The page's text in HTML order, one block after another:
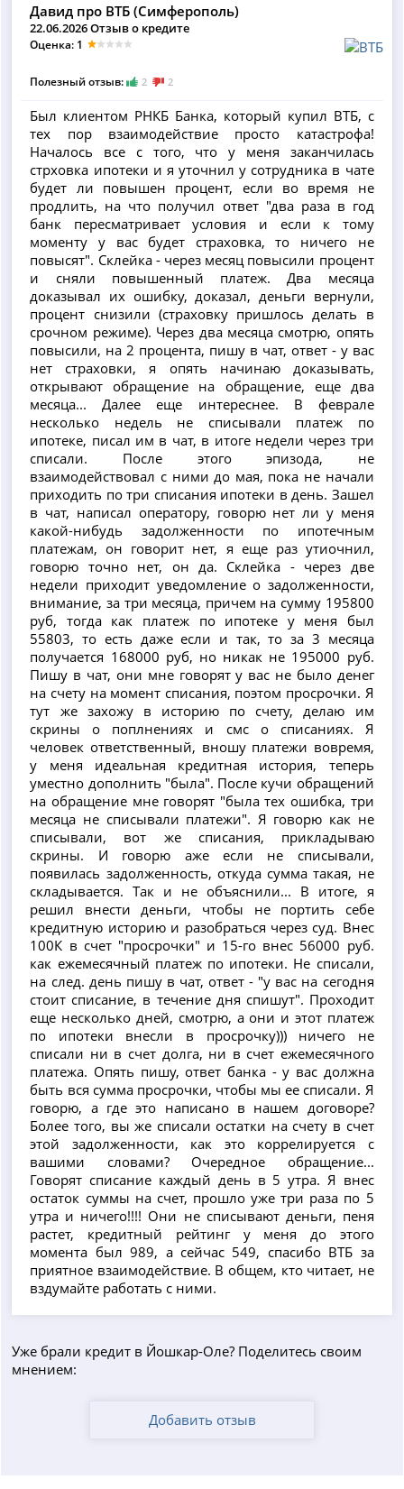
Давид про ВТБ (Симферополь)
22.06.2026 Отзыв о кредите
Оценка: 1
Полезный отзыв: 2 2
Был клиентом РНКБ Банка, который купил ВТБ, с
тех пор взаимодействие просто катастрофа!
Началось все с того, что у меня заканчилась
стрховка ипотеки и я уточнил у сотрудника в чате
будет ли повышен процент, если во время не
продлить, на что получил ответ "два раза в год
банк пересматривает условия и если к тому
моменту у вас будет страховка, то ничего не
повысят". Склейка - через месяц повысили процент
и сняли повышенный платеж. Два месяца
доказывал их ошибку, доказал, деньги вернули,
процент снизили (страховку пришлось делать в
срочном режиме). Через два месяца смотрю, опять
повысили, на 2 процента, пишу в чат, ответ - у вас
нет страховки, я опять начинаю доказывать,
открывают обращение на обращение, еще два
месяца... Далее еще интереснее. В феврале
несколько недель не списывали платеж по
ипотеке, писал им в чат, в итоге недели через три
списали. После этого эпизода, не
взаимодействовал с ними до мая, пока не начали
приходить по три списания ипотеки в день. Зашел
в чат, написал оператору, говорю нет ли у меня
какой-нибудь задолженности по ипотечным
платежам, он говорит нет, я еще раз утиочнил,
говорю точно нет, он да. Склейка - через две
недели приходит уведомление о задолженности,
внимание, за три месяца, причем на сумму 195800
руб, тогда как платеж по ипотеке у меня был
55803, то есть даже если и так, то за 3 месяца
получается 168000 руб, но никак не 195000 руб.
Пишу в чат, они мне говорят у вас не было денег
на счету на момент списания, поэтом просрочки. Я
тут же захожу в историю по счету, делаю им
скрины о поплнениях и смс о списаниях. Я
человек ответственный, вношу платежи вовремя,
у меня идеальная кредитная история, теперь
уместно дополнить "была". После кучи обращений
на обращение мне говорят "была тех ошибка, три
месяца не списывали платежи". Я говорю как не
списывали, вот же списания, прикладываю
скрины. И говорю аже если не списывали,
появилась задолженность, откуда сумма такая, не
складывается. Так и не объяснили... В итоге, я
решил внести деньги, чтобы не портить себе
кредитную историю и разобраться через суд. Внес
100К в счет "просрочки" и 15-го внес 56000 руб.
как ежемесячный платеж по ипотеки. Не списали,
на след. день пишу в чат, ответ - "у вас на сегодня
стоит списание, в течение дня спишут". Проходит
еще несколько дней, смотрю, а они и этот платеж
по ипотеки внесли в просрочку))) ничего не
списали ни в счет долга, ни в счет ежемесячного
платежа. Опять пишу, ответ банка - у вас должна
быть вся сумма просрочки, чтобы мы ее списали. Я
говорю, а где это написано в нашем договоре?
Более того, вы же списали остатки на счету в счет
этой задолженности, как это коррелируется с
вашими словами? Очередное обращение...
Говорят списание каждый день в 5 утра. Я внес
остаток суммы на счет, прошло уже три раза по 5
утра и ничего!!!! Они не списывают деньги, пеня
растет, кредитный рейтинг у меня до этого
момента был 989, а сейчас 549, спасибо ВТБ за
приятное взаимодействие. В общем, кто читает, не
вздумайте работать с ними.
Уже брали кредит в Йошкар-Оле? Поделитесь своим
мнением:
Добавить отзыв